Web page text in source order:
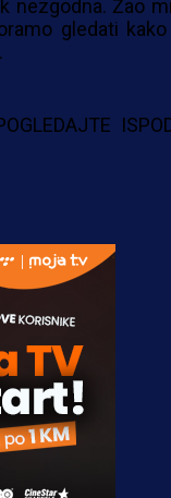
nezgodna. Žao
gledati